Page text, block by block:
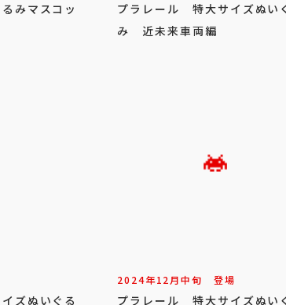
みマスコッ
プラレール 特大サイズぬい
み 近未来車両編
ズぬいぐる
2024年12月中旬 登場
プラレール 特大サイズぬい